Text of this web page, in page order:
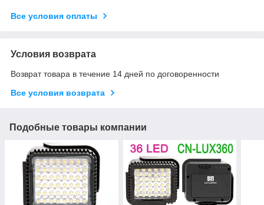
Все условия оплаты
Условия возврата
Возврат товара в течение 14 дней по договоренности
Все условия возврата
Подобные товары компании